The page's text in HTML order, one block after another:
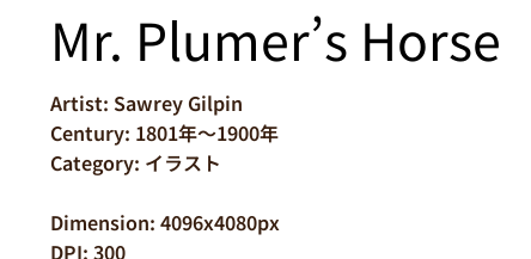
Mr. Plumer’s Horse
Artist: Sawrey Gilpin
Century: 1801年～1900年
Category: イラスト
Dimension: 4096x4080px
DPI: 300